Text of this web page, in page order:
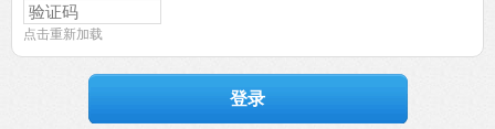
点击重新加载
登录